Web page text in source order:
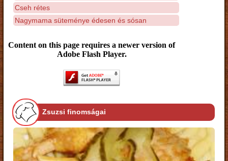
Cseh rétes
Nagymama süteménye édesen és sósan
Content on this page requires a newer version of
Adobe Flash Player.
Zsuzsi finomságai